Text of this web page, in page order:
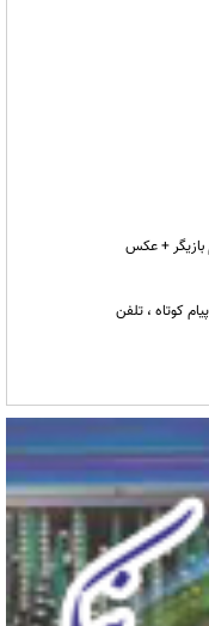
بازیگر + عکس
کوتاه ، تلفن